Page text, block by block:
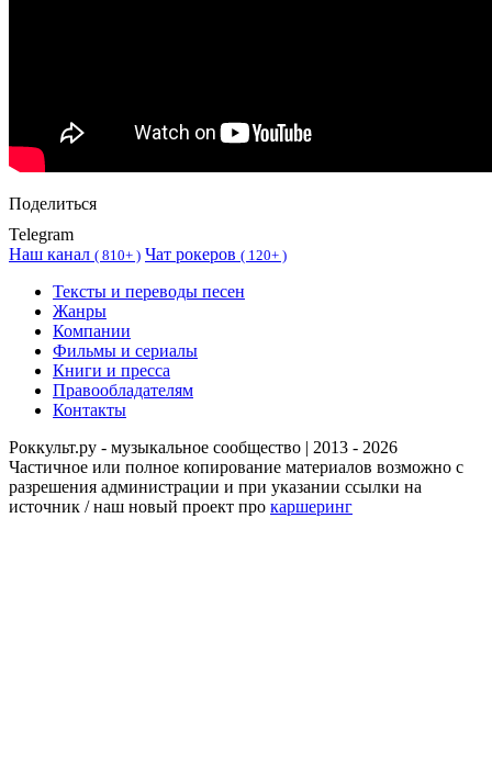
Поделиться
Telegram
Наш канал ( 810+ ) Чат рокеров ( 120+ )
Тексты и переводы песен
Жанры
Компании
Фильмы и сериалы
Книги и пресса
Правообладателям
Контакты
Роккульт.ру - музыкальное сообщество | 2013 - 2026
Частичное или полное копирование материалов возможно с
разрешения администрации и при указании ссылки на
источник / наш новый проект про каршеринг